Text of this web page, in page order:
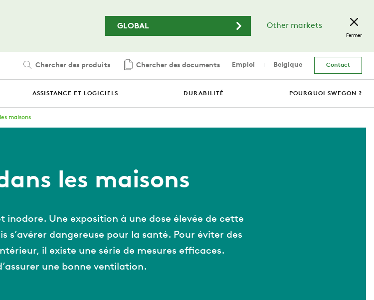
GLOBAL Other markets
Fermer
Chercher des produits Chercher des documents Emploi Belgique Contact
ASSISTANCE ET LOGICIELS DURABILITÉ POURQUOI SWEGON ?
maisons
les maisons
inodore. Une exposition à une dose élevée de cette
dangereuse pour la santé. Pour éviter des
il existe une série de mesures efficaces.
une bonne ventilation.